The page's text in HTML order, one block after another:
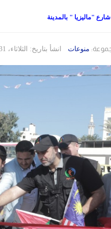
"ماليزيا " بالمدينة
منوعات انشأ بتاريخ: الثلاثاء، 31 آب/أغسطس 2021 14:49